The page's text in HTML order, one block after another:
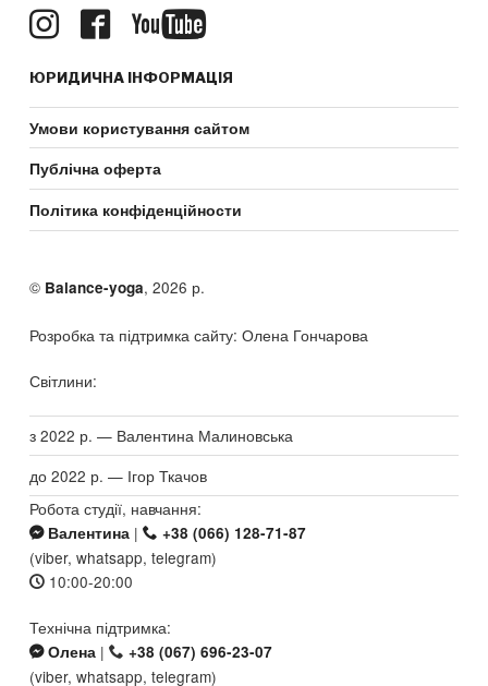
ЮРИДИЧНА ІНФОРМАЦІЯ
Умови користування сайтом
Публічна оферта
Політика конфіденційности
© Balance-yoga, 2026 р.
Розробка та підтримка сайту: Олена Гончарова
Світлини:
з 2022 р. — Валентина Малиновська
до 2022 р. — Ігор Ткачов
Робота студії, навчання:
Валентина | +38 (066) 128-71-87
(viber, whatsapp, telegram)
10:00-20:00
Технічна підтримка:
Олена | +38 (067) 696-23-07
(viber, whatsapp, telegram)